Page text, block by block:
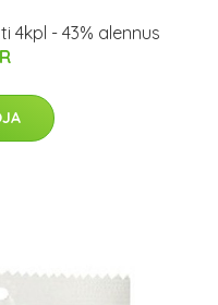
4kpl - 43% alennus